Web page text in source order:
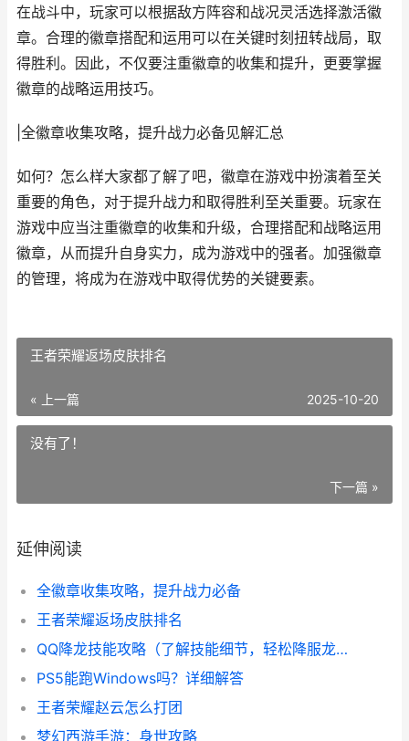
在战斗中，玩家可以根据敌方阵容和战况灵活选择激活徽
章。合理的徽章搭配和运用可以在关键时刻扭转战局，取
得胜利。因此，不仅要注重徽章的收集和提升，更要掌握
徽章的战略运用技巧。
|全徽章收集攻略，提升战力必备见解汇总
如何？怎么样大家都了解了吧，徽章在游戏中扮演着至关
重要的角色，对于提升战力和取得胜利至关重要。玩家在
游戏中应当注重徽章的收集和升级，合理搭配和战略运用
徽章，从而提升自身实力，成为游戏中的强者。加强徽章
的管理，将成为在游戏中取得优势的关键要素。
王者荣耀返场皮肤排名
« 上一篇 2025-10-20
没有了！
下一篇 »
延伸阅读
全徽章收集攻略，提升战力必备
王者荣耀返场皮肤排名
QQ降龙技能攻略（了解技能细节，轻松降服龙！）
PS5能跑Windows吗？详细解答
王者荣耀赵云怎么打团
梦幻西游手游：身世攻略